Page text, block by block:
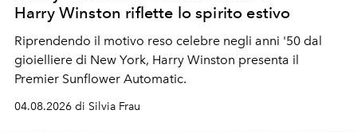
Harry Winston riflette lo spirito estivo
Riprendendo il motivo reso celebre negli anni '50 dal
gioielliere di New York, Harry Winston presenta il
Premier Sunflower Automatic.
04.08.2026 di Silvia Frau